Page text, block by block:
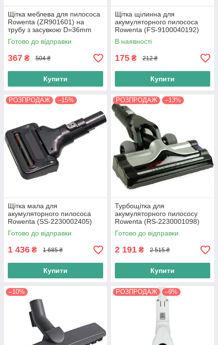
Щітка меблева для пилососа
Rowenta (ZR901601) на
трубу з засувкою D=36mm
Готово до відправки
367 ₴ 504 ₴
Купити
Щітка щілинна для
акумуляторного пилососа
Rowenta (FS-9100040192)
В наявності
175 ₴ 212 ₴
Купити
РОЗПРОДАЖ –15%
Щітка мала для
акумуляторного пилососа
Rowenta (SS-2230002405)
Готово до відправки
1 436 ₴ 1 685 ₴
Купити
РОЗПРОДАЖ –13%
Турбощітка для
акумуляторного пилососу
Rowenta (RS-2230001098)
Готово до відправки
2 191 ₴ 2 515 ₴
Купити
–10% РОЗПРОДАЖ –9%